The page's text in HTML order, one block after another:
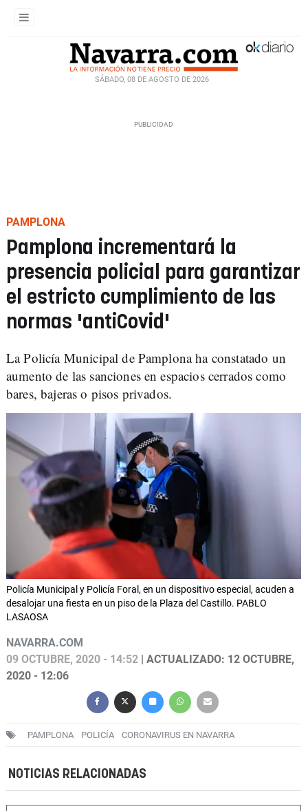
SÁBADO, 08 DE AGOSTO DE 2026
PAMPLONA
Pamplona incrementará la
presencia policial para garantizar
el estricto cumplimiento de las
normas 'antiCovid'
La Policía Municipal de Pamplona ha constatado un
aumento de las sanciones en espacios cerrados como
bares, bajeras o pisos privados.
Policía Municipal y Policía Foral, en un dispositivo especial, acuden a
desalojar una fiesta en un piso de la Plaza del Castillo. PABLO
LASAOSA
NAVARRA.COM
09 OCTUBRE, 2020 - 14:52 | ACTUALIZADO: 12 OCTUBRE,
2020 - 12:06
PAMPLONA POLICÍA CORONAVIRUS EN NAVARRA
NOTICIAS RELACIONADAS